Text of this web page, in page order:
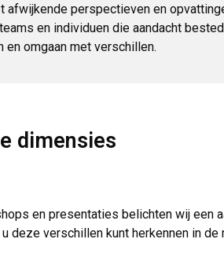
afwijkende perspectieven en
en individuen die aandacht
en omgaan met verschillen.
dimensies
en presentaties belichten wij een
deze verschillen kunt herkennen in